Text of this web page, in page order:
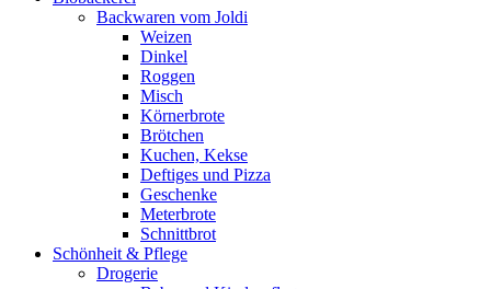
Backwaren vom Joldi
Weizen
Dinkel
Roggen
Misch
Körnerbrote
Brötchen
Kuchen, Kekse
Deftiges und Pizza
Geschenke
Meterbrote
Schnittbrot
Schönheit & Pflege
Drogerie